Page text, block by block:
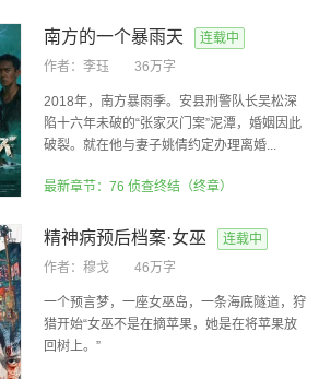
南方的一个暴雨天
连载中
作者： 李珏 36万字
2018年，南方暴雨季。安县刑警队长吴松深
陷十六年未破的“张家灭门案”泥潭，婚姻因此
破裂。就在他与妻子姚倩约定办理离婚...
最新章节：76 侦查终结（终章）
精神病预后档案·女巫
连载中
作者： 穆戈 46万字
一个预言梦，一座女巫岛，一条海底隧道，狩
猎开始“女巫不是在摘苹果，她是在将苹果放
回树上。”